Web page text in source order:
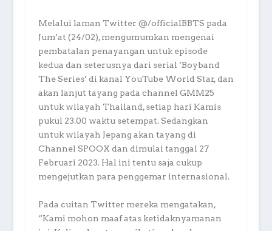
Melalui laman Twitter @/officialBBTS pada
Jum’at (24/02), mengumumkan mengenai
pembatalan penayangan untuk episode
kedua dan seterusnya dari serial ‘Boyband
The Series’ di kanal YouTube World Star, dan
akan lanjut tayang pada channel GMM25
untuk wilayah Thailand, setiap hari Kamis
pukul 23.00 waktu setempat. Sedangkan
untuk wilayah Jepang akan tayang di
Channel SPOOX dan dimulai tanggal 27
Februari 2023. Hal ini tentu saja cukup
mengejutkan para penggemar internasional.
Pada cuitan Twitter mereka mengatakan,
“Kami mohon maaf atas ketidaknyamanan